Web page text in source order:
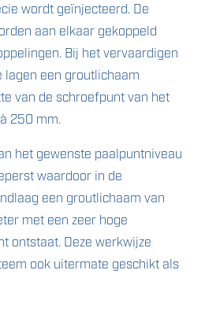
wordt geïnjecteerd. De
aan elkaar gekoppeld
Bij het vervaardigen
lagen een groutlichaam
van de schroefpunt van het
250 mm.
het gewenste paalpuntniveau
waardoor in de
een groutlichaam van
met een zeer hoge
ontstaat. Deze werkwijze
ook uitermate geschikt als